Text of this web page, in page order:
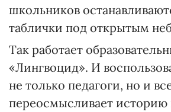
школьников
таблички под открытым
Так работает
«Лингвоцид». И
не только педагоги, но и
переосмысливает историю